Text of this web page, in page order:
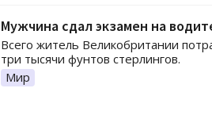
Мужчина сдал экзамен на
Всего житель Великобритании
три тысячи фунтов стерлингов.
Мир